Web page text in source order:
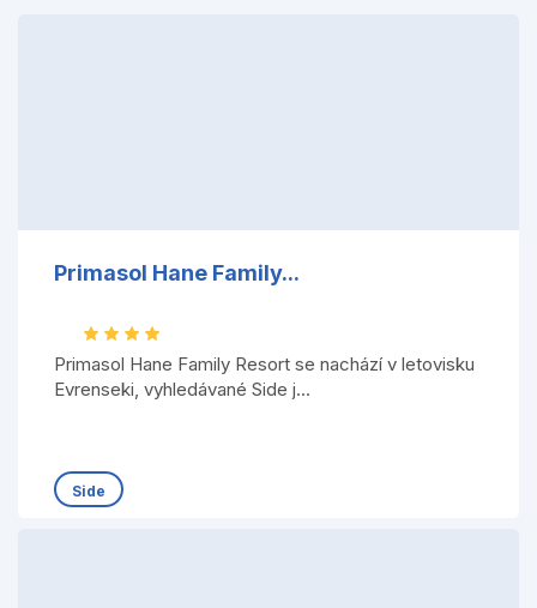
Primasol Hane Family...
Primasol Hane Family Resort se nachází v letovisku
Evrenseki, vyhledávané Side j...
Side